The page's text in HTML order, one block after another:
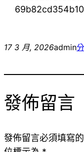
17 3 月, 2026admin
發佈留言
發佈留言必須填寫